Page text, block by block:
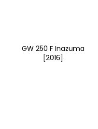
GW 250 F Inazuma
[2016]